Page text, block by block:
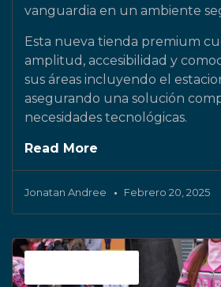
vanguardia en un ambiente
Esta nueva tienda premium
amplitud, accesibilidad y
sus áreas incluyendo el
asegurando una solución
necesidades tecnológicas.
Read More
Jonatan Andree Febrero 20, 2025